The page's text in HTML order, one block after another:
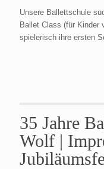
Unsere Ballettschule
Ballet Class (für Kinder
spielerisch ihre ersten
35 Jahre
Wolf |